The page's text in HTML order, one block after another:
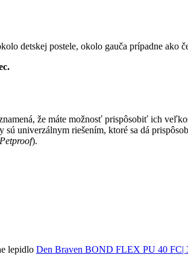
detskej postele, okolo gauča prípadne ako
že máte možnosť prispôsobiť ich
univerzálnym riešením, ktoré sa dá
Petproof).
lepidlo Den Braven BOND FLEX PU 40 FC|